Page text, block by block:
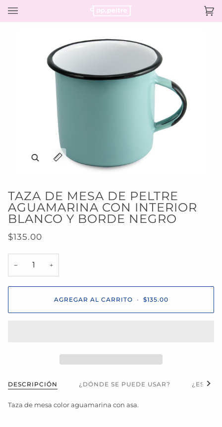
directamente
Enfocar
Ampliar título de la imagen
TAZA DE MESA DE PELTRE
AGUAMARINA CON INTERIOR
BLANCO Y BORDE NEGRO
$135.00
− +
AGREGAR AL CARRITO • $135.00
DESCRIPCIÓN ¿DÓNDE SE PUEDE USAR? ¿ESVer
Taza de mesa color aguamarina con asa.